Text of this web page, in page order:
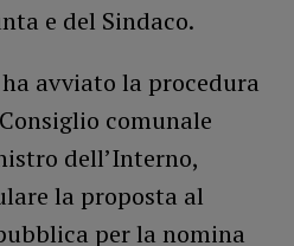
e del Sindaco.
avviato la procedura
comunale
dell’Interno,
la proposta al
per la nomina